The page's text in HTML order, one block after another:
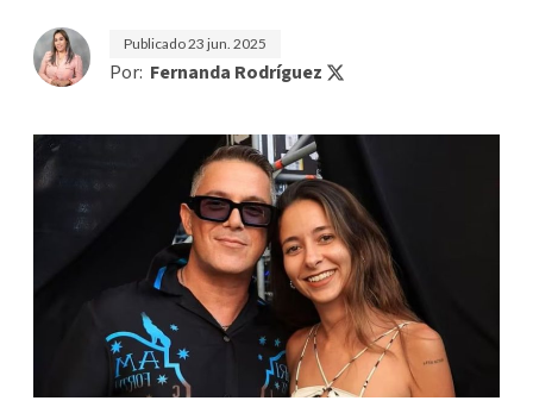
Publicado23 jun. 2025
Por: Fernanda Rodríguez